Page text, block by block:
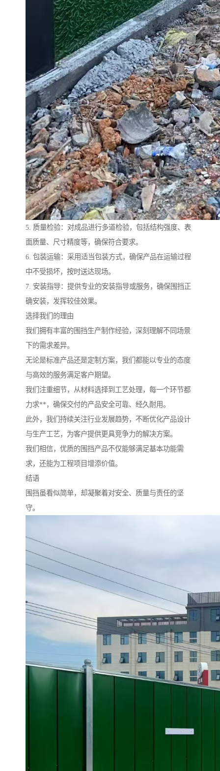
5. 质量检验：对成品进行多道检验，包括结构强度、表
面质量、尺寸精度等，确保符合要求。
6. 包装运输：采用适当包装方式，确保产品在运输过程
中不受损坏，按时送达现场。
7. 安装指导：提供专业的安装指导或服务，确保围挡正
确安装，发挥较佳效果。
选择我们的理由
我们拥有丰富的围挡生产制作经验，深刻理解不同场景
下的需求差异。
无论是标准产品还是定制方案，我们都能以专业的态度
与高效的服务满足客户期望。
我们注重细节，从材料选择到工艺处理，每一个环节都
力求**，确保交付的产品安全可靠、经久耐用。
此外，我们持续关注行业发展趋势，不断优化产品设计
与生产工艺，为客户提供更具竞争力的解决方案。
我们相信，优质的围挡产品不仅能够满足基本功能需
求，还能为工程项目增添价值。
结语
围挡虽看似简单，却凝聚着对安全、质量与责任的坚
守。